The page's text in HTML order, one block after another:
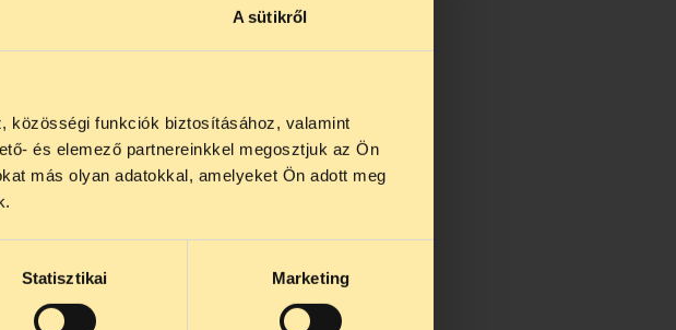
A sütikről
közösségi funkciók biztosításához, valamint
és elemező partnereinkkel megosztjuk az Ön
más olyan adatokkal, amelyeket Ön adott meg
Statisztikai Marketing
jogsegélyünk július 27 és
jogsegély
augusztus 25-én